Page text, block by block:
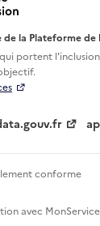
la Plateforme de
portent
conforme
avec